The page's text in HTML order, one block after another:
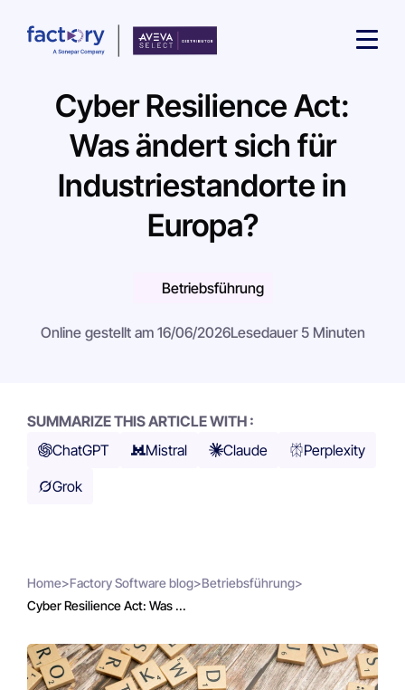
Wonach suchst du ?
Cyber Resilience Act:
Was ändert sich für
Industriestandorte in
Europa?
Betriebsführung
Online gestellt am 16/06/2026Lesedauer 5 Minuten
SUMMARIZE THIS ARTICLE WITH :
ChatGPT
Mistral Claude
Perplexity
Grok
Home>Factory Software blog>Betriebsführung>
Cyber Resilience Act: Was ...